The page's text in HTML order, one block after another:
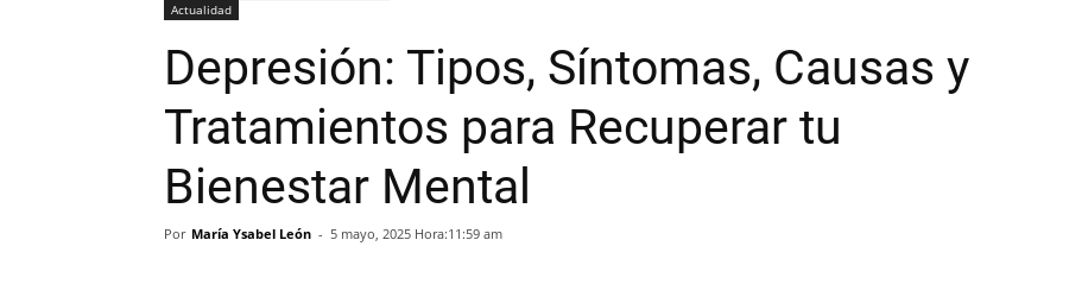
Actualidad
Depresión: Tipos, Síntomas, Causas y
Tratamientos para Recuperar tu
Bienestar Mental
Por María Ysabel León - 5 mayo, 2025 Hora:11:59 am